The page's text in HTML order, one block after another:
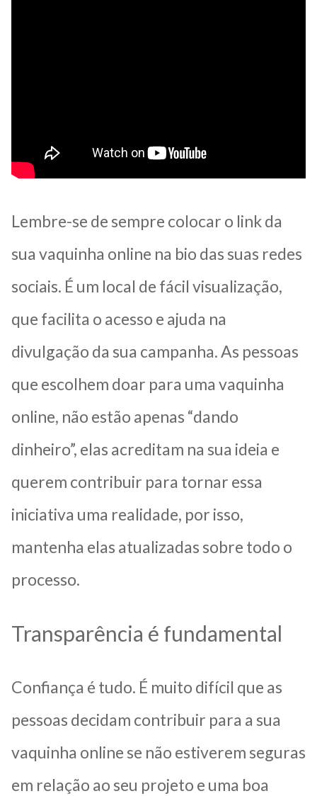
Lembre-se de sempre colocar o link da
sua vaquinha online na bio das suas redes
sociais. É um local de fácil visualização,
que facilita o acesso e ajuda na
divulgação da sua campanha. As pessoas
que escolhem doar para uma vaquinha
online, não estão apenas “dando
dinheiro”, elas acreditam na sua ideia e
querem contribuir para tornar essa
iniciativa uma realidade, por isso,
mantenha elas atualizadas sobre todo o
processo.
Transparência é fundamental
Confiança é tudo. É muito difícil que as
pessoas decidam contribuir para a sua
vaquinha online se não estiverem seguras
em relação ao seu projeto e uma boa